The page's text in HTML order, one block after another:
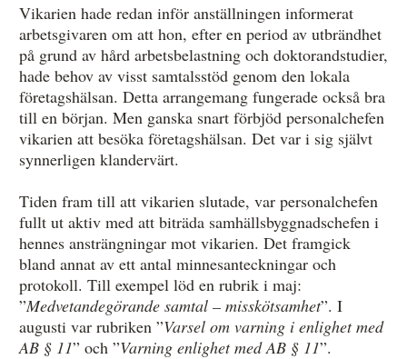
Vikarien hade redan inför anställningen informerat
arbetsgivaren om att hon, efter en period av utbrändhet
på grund av hård arbetsbelastning och doktorandstudier,
hade behov av visst samtalsstöd genom den lokala
företagshälsan. Detta arrangemang fungerade också bra
till en början. Men ganska snart förbjöd personalchefen
vikarien att besöka företagshälsan. Det var i sig självt
synnerligen klandervärt.
Tiden fram till att vikarien slutade, var personalchefen
fullt ut aktiv med att biträda samhällsbyggnadschefen i
hennes ansträngningar mot vikarien. Det framgick
bland annat av ett antal minnesanteckningar och
protokoll. Till exempel löd en rubrik i maj:
”Medvetandegörande samtal – misskötsamhet”. I
augusti var rubriken ”Varsel om varning i enlighet med
AB § 11” och ”Varning enlighet med AB § 11”.